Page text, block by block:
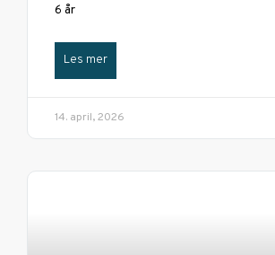
6 år
Les mer
14. april, 2026